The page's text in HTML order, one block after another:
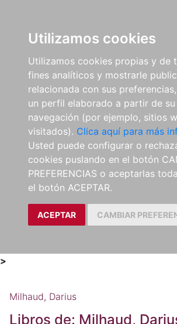
Utilizamos cookies
Utilizamos cookies propias y de
fines analíticos y mostrarle
relacionada con sus
un perfil elaborado a partir de
navegación (por ejemplo, sitios
visitados). Clica aquí para más
Usted puede configurar o
cookies puslando en el botón
PREFERENCIAS o aceptarlas
el botón ACEPTAR.
ACEPTAR CAMBIAR
>
Milhaud, Darius
Libros de: Milhaud,